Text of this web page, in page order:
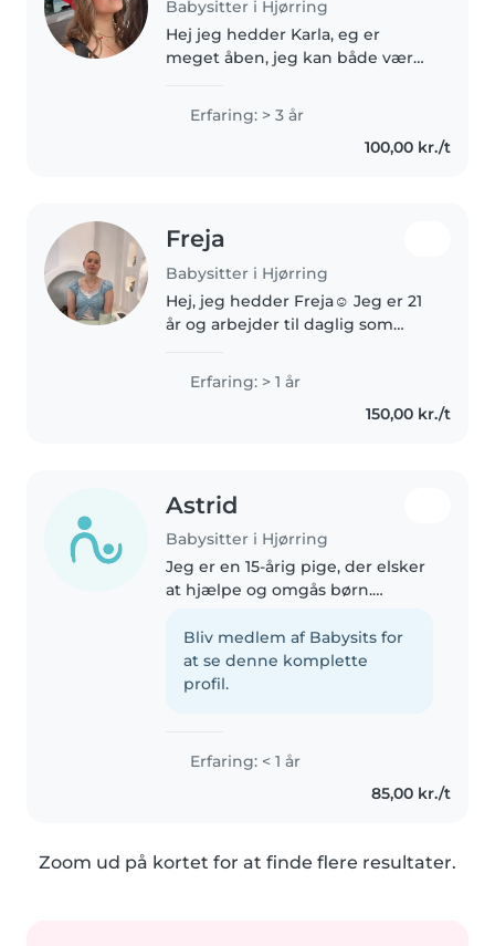
Babysitter i Hjørring
Hej jeg hedder Karla, eg er
meget åben, jeg kan både være
kommer an på barnet/børnenes
behov. Jeg har selv haft
udfordringer igennem tiden så
Erfaring: > 3 år
100,00 kr./t
Freja
Babysitter i Hjørring
Hej, jeg hedder Freja☺️ Jeg er 21
år og arbejder til daglig som
vuggestue. Efter mine sabbatår
planlægger jeg at læse til
Erfaring: > 1 år
150,00 kr./t
Astrid
Babysitter i Hjørring
Jeg er en 15-årig pige, der elsker
at hjælpe og omgås børn.
erfaring som barnepige, er jeg
meget ansvarlig, omsorgsfuld og
sporty, jeg spiller selv fodbold...
Bliv medlem af Babysits for
at se denne komplette
profil.
Erfaring: < 1 år
85,00 kr./t
Zoom ud på kortet for at finde flere resultater.